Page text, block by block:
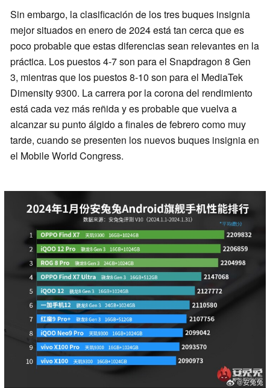
Sin embargo, la clasificación de los tres buques insignia
mejor situados en enero de 2024 está tan cerca que es
poco probable que estas diferencias sean relevantes en la
práctica. Los puestos 4-7 son para el Snapdragon 8 Gen
3, mientras que los puestos 8-10 son para el MediaTek
Dimensity 9300. La carrera por la corona del rendimiento
está cada vez más reñida y es probable que vuelva a
alcanzar su punto álgido a finales de febrero como muy
tarde, cuando se presenten los nuevos buques insignia en
el Mobile World Congress.